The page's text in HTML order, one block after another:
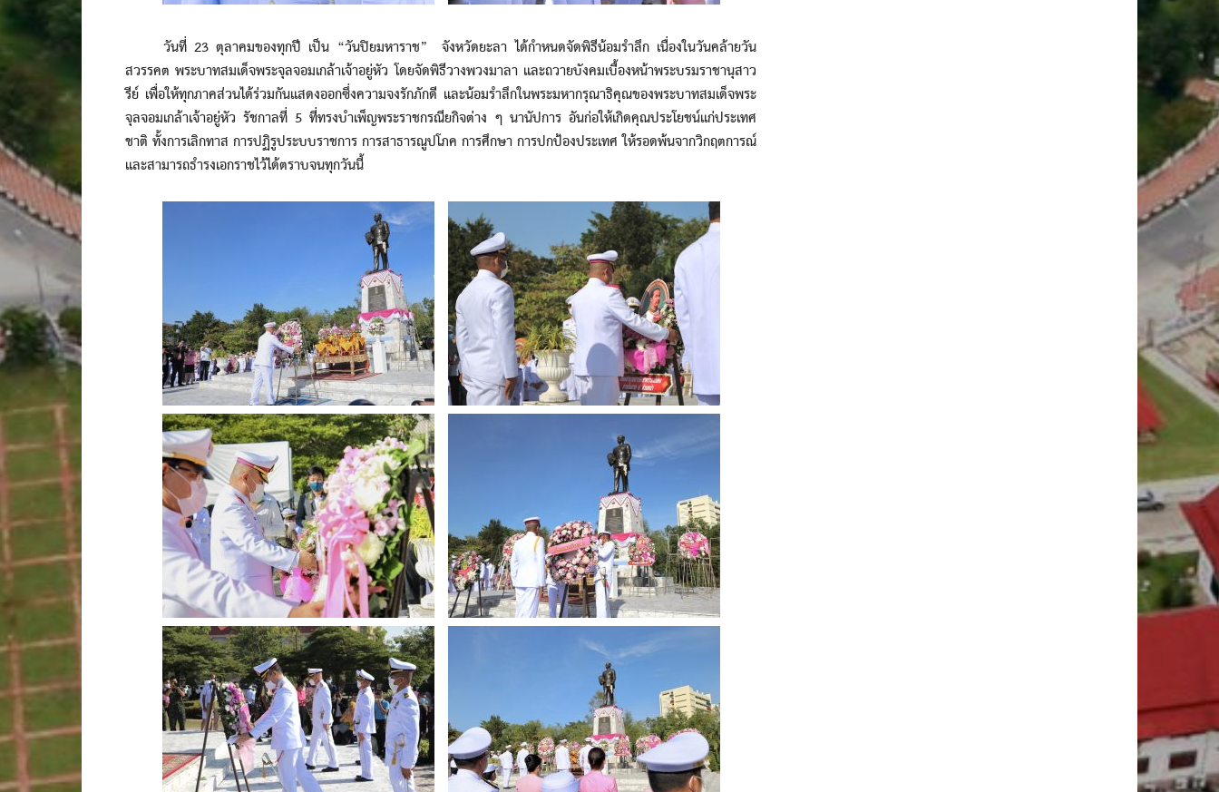
วันที่ 23 ตุลาคมของทุกปี เป็น “วันปิยมหาราช” จังหวัดยะลา ได้กำหนดจัดพิธีน้อมรำลึก เนื่องในวันคล้ายวัน
สวรรคต พระบาทสมเด็จพระจุลจอมเกล้าเจ้าอยู่หัว โดยจัดพิธีวางพวงมาลา และถวายบังคมเบื้องหน้าพระบรมราชานุสาว
รีย์ เพื่อให้ทุกภาคส่วนได้ร่วมกันแสดงออกซึ่งความจงรักภักดี และน้อมรำลึกในพระมหากรุณาธิคุณของพระบาทสมเด็จพระ
จุลจอมเกล้าเจ้าอยู่หัว รัชกาลที่ 5 ที่ทรงบำเพ็ญพระราชกรณียกิจต่าง ๆ นานัปการ อันก่อให้เกิดคุณประโยชน์แก่ประเทศ
ชาติ ทั้งการเลิกทาส การปฏิรูประบบราชการ การสาธารณูปโภค การศึกษา การปกป้องประเทศ ให้รอดพ้นจากวิกฤตการณ์
และสามารถธำรงเอกราชไว้ได้ตราบจนทุกวันนี้